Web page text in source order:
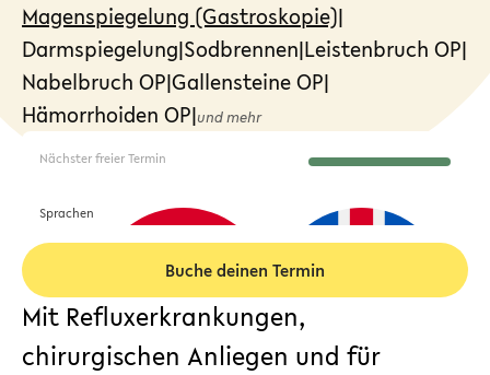
Magenspiegelung (Gastroskopie)|
Darmspiegelung|Sodbrennen|Leistenbruch OP|
Nabelbruch OP|Gallensteine OP|
Hämorrhoiden OP|und mehr
Nächster freier Termin
Sprachen
Buche deinen Termin
Mit Refluxerkrankungen,
chirurgischen Anliegen und für